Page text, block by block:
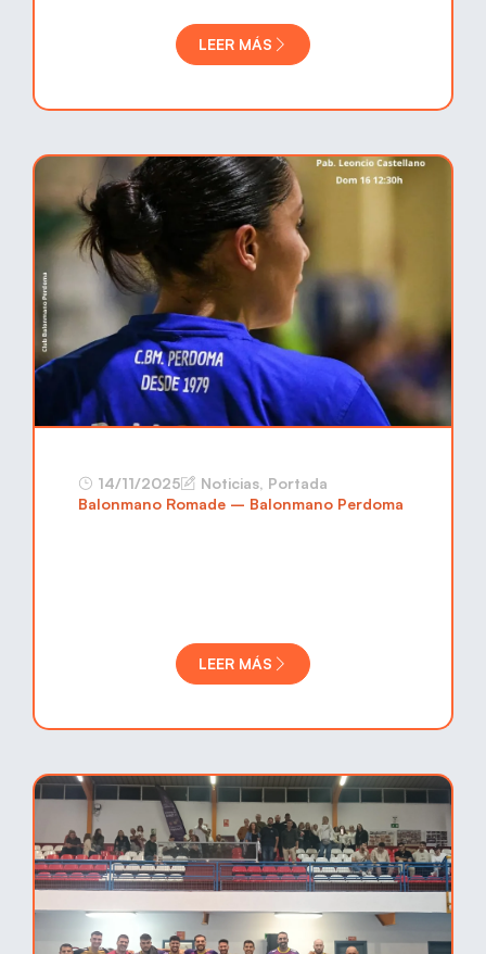
LEER MÁS
14/11/2025 Noticias, Portada
Balonmano Romade – Balonmano Perdoma
LEER MÁS